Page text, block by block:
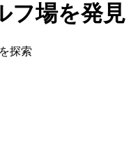
フ場を発見
探索